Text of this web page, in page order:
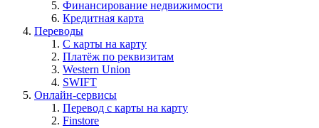
Финансирование недвижимости
Кредитная карта
Переводы
С карты на карту
Платёж по реквизитам
Western Union
SWIFT
Онлайн-сервисы
Перевод с карты на карту
Finstore